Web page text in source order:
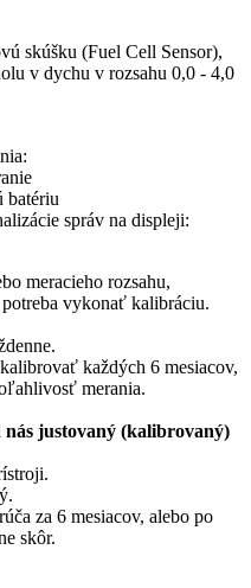
skúšku (Fuel Cell Sensor),
v dychu v rozsahu 0,0 - 4,0
batériu
správ na displeji:
meracieho rozsahu,
vykonať kalibráciu.
každých 6 mesiacov,
merania.
justovaný (kalibrovaný)
za 6 mesiacov, alebo po
skôr.